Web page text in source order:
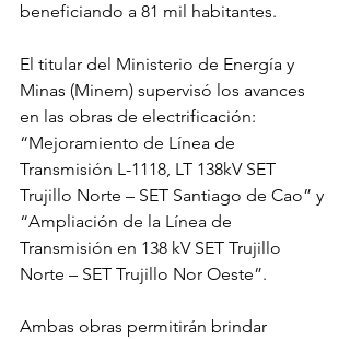
beneficiando a 81 mil habitantes.
El titular del Ministerio de Energía y
Minas (Minem) supervisó los avances
en las obras de electrificación:
“Mejoramiento de Línea de
Transmisión L-1118, LT 138kV SET
Trujillo Norte – SET Santiago de Cao” y
“Ampliación de la Línea de
Transmisión en 138 kV SET Trujillo
Norte – SET Trujillo Nor Oeste”.
Ambas obras permitirán brindar